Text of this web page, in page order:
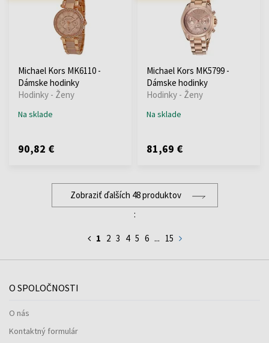
Michael Kors MK6110 -
Dámske hodinky
Hodinky - Ženy
Na sklade
90,82 €
Michael Kors MK5799 -
Dámske hodinky
Hodinky - Ženy
Na sklade
81,69 €
Zobraziť ďalších 48 produktov
:
1 2 3 4 5 6 ... 15
O SPOLOČNOSTI
O nás
Kontaktný formulár